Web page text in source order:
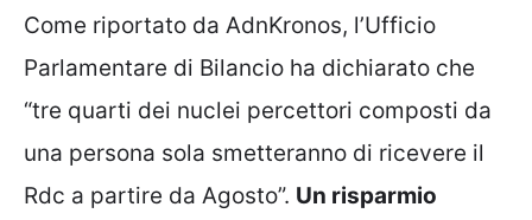
Come riportato da AdnKronos, l’Ufficio
Parlamentare di Bilancio ha dichiarato che
“tre quarti dei nuclei percettori composti da
una persona sola smetteranno di ricevere il
Rdc a partire da Agosto”. Un risparmio